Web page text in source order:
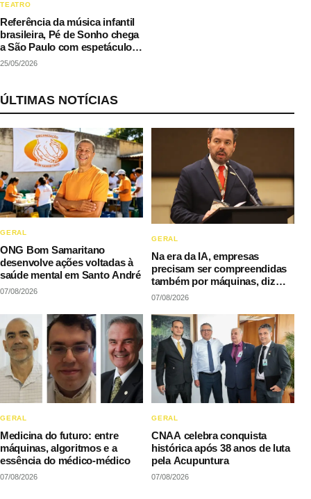
TEATRO
Referência da música infantil
brasileira, Pé de Sonho chega
a São Paulo com espetáculo
inédito e estreia literária
25/05/2026
ÚLTIMAS NOTÍCIAS
GERAL
ONG Bom Samaritano
desenvolve ações voltadas à
saúde mental em Santo André
07/08/2026
GERAL
Na era da IA, empresas
precisam ser compreendidas
também por máquinas, diz
LAQI
07/08/2026
GERAL
Medicina do futuro: entre
máquinas, algoritmos e a
essência do médico-médico
07/08/2026
GERAL
CNAA celebra conquista
histórica após 38 anos de luta
pela Acupuntura
07/08/2026